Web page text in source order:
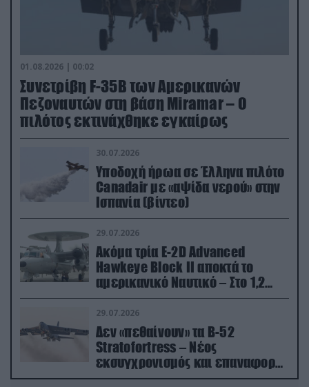
01.08.2026 | 00:02
Συνετρίβη F-35B των Αμερικανών
Πεζοναυτών στη βάση Miramar – Ο
πιλότος εκτινάχθηκε εγκαίρως
30.07.2026
Υποδοχή ήρωα σε Έλληνα πιλότο
Canadair με «αψίδα νερού» στην
Ισπανία (βίντεο)
29.07.2026
Ακόμα τρία E-2D Advanced
Hawkeye Block II αποκτά το
αμερικανικό Ναυτικό – Στο 1,2
δισ.δολάρια το κόστος
29.07.2026
Δεν «πεθαίνουν» τα Β-52
Stratofortress – Νέος
εκσυγχρονισμός και επαναφορά
από τα «νεκροταφεία»